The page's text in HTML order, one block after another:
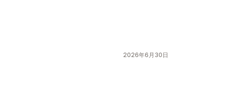
2026年6月30日